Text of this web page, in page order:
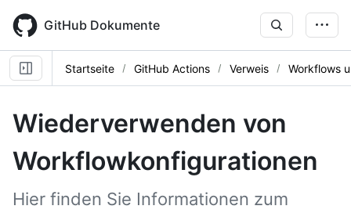
main
content
GitHub Dokumente
Startseite GitHub Actions Verweis Workflows
Wiederverwenden von
Workflowkonfigurationen
Hier finden Sie Informationen zum